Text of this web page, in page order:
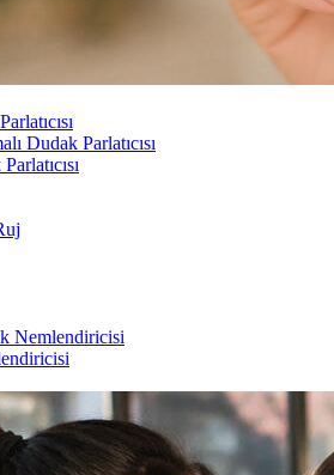
Dudak Parlatıcısı
Nemlendiricisi